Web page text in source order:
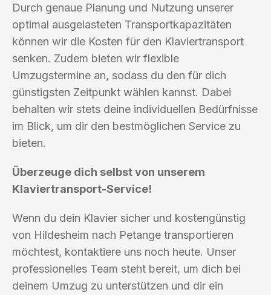
Durch genaue Planung und Nutzung unserer
optimal ausgelasteten Transportkapazitäten
können wir die Kosten für den Klaviertransport
senken. Zudem bieten wir flexible
Umzugstermine an, sodass du den für dich
günstigsten Zeitpunkt wählen kannst. Dabei
behalten wir stets deine individuellen Bedürfnisse
im Blick, um dir den bestmöglichen Service zu
bieten.
Überzeuge dich selbst von unserem
Klaviertransport-Service!
Wenn du dein Klavier sicher und kostengünstig
von Hildesheim nach Petange transportieren
möchtest, kontaktiere uns noch heute. Unser
professionelles Team steht bereit, um dich bei
deinem Umzug zu unterstützen und dir ein